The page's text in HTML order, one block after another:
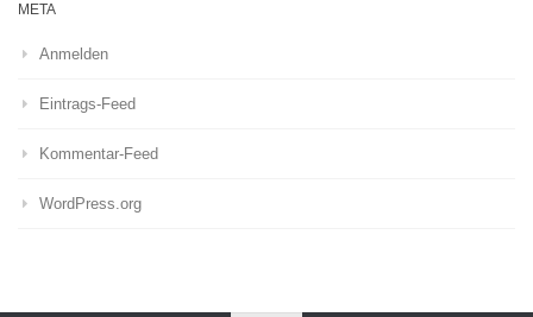
META
Anmelden
Eintrags-Feed
Kommentar-Feed
WordPress.org